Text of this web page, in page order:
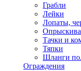
Грабли
Лейки
Лопаты,
Тачки и
Тяпки
Шланги
Ограждения